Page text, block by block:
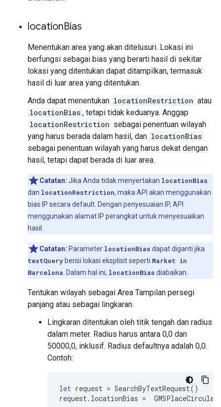
locationBias
Menentukan area yang akan ditelusuri. Lokasi ini
berfungsi sebagai bias yang berarti hasil di sekitar
lokasi yang ditentukan dapat ditampilkan, termasuk
hasil di luar area yang ditentukan.
Anda dapat menentukan locationRestriction atau
locationBias , tetapi tidak keduanya. Anggap
locationRestriction sebagai penentuan wilayah
yang harus berada dalam hasil, dan locationBias
sebagai penentuan wilayah yang harus dekat dengan
hasil, tetapi dapat berada di luar area.
Catatan: Jika Anda tidak menyertakan locationBias
dan locationRestriction, maka API akan menggunakan
bias IP secara default. Dengan penyesuaian IP, API
menggunakan alamat IP perangkat untuk menyesuaikan
hasil.
Catatan: Parameter locationBias dapat diganti jika
textQuery berisi lokasi eksplisit seperti Market in
Barcelona . Dalam hal ini, locationBias diabaikan.
Tentukan wilayah sebagai Area Tampilan persegi
panjang atau sebagai lingkaran.
Lingkaran ditentukan oleh titik tengah dan radius
dalam meter. Radius harus antara 0,0 dan
50000,0, inklusif. Radius defaultnya adalah 0,0.
Contoh:
let request = SearchByTextRequest()
request. locationBias =